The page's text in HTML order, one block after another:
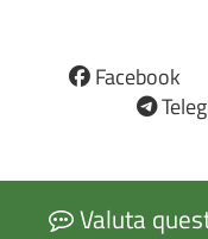
Facebook
Valuta